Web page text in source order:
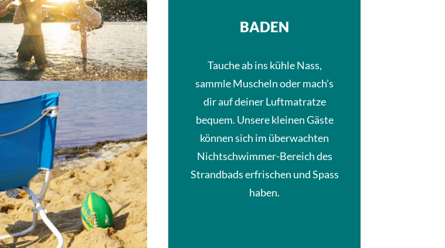
BADEN
Tauche ab ins kühle Nass,
sammle Muscheln oder mach’s
dir auf deiner Luftmatratze
bequem. Unsere kleinen Gäste
können sich im überwachten
Nichtschwimmer-Bereich des
Strandbads erfrischen und Spass
haben.